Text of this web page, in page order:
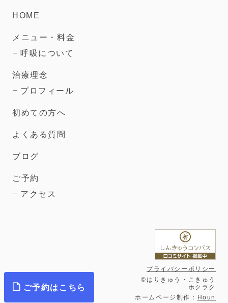
HOME
メニュー・料金
呼吸について
治療理念
プロフィール
初めての方へ
よくある質問
ブログ
ご予約
アクセス
プライバシーポリシー
©はりきゅう・こきゅう
ホクラク
ホームページ制作：
Houn
ご予約はこちら